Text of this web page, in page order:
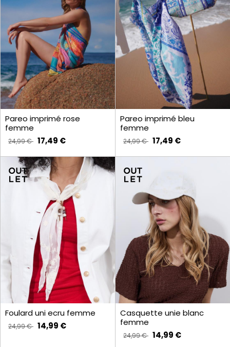
Pareo imprimé rose
femme
24,99 € 17,49 €
Pareo imprimé bleu
femme
24,99 € 17,49 €
Foulard uni ecru femme
24,99 € 14,99 €
Casquette unie blanc
femme
24,99 € 14,99 €